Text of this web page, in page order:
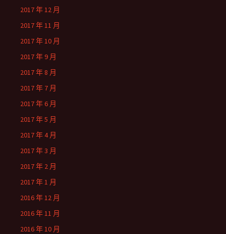
2017 年 12 月
2017 年 11 月
2017 年 10 月
2017 年 9 月
2017 年 8 月
2017 年 7 月
2017 年 6 月
2017 年 5 月
2017 年 4 月
2017 年 3 月
2017 年 2 月
2017 年 1 月
2016 年 12 月
2016 年 11 月
2016 年 10 月